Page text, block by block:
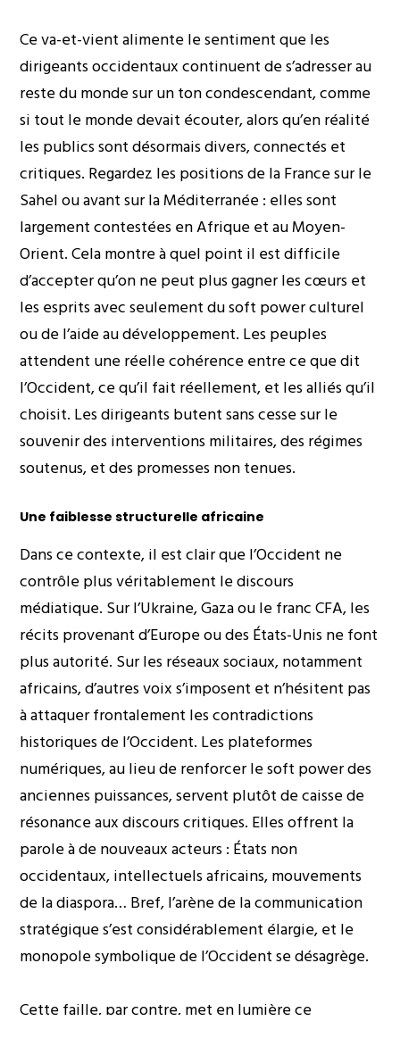
Ce va-et-vient alimente le sentiment que les
dirigeants occidentaux continuent de s’adresser au
reste du monde sur un ton condescendant, comme
si tout le monde devait écouter, alors qu’en réalité
les publics sont désormais divers, connectés et
critiques. Regardez les positions de la France sur le
Sahel ou avant sur la Méditerranée : elles sont
largement contestées en Afrique et au Moyen-
Orient. Cela montre à quel point il est difficile
d’accepter qu’on ne peut plus gagner les cœurs et
les esprits avec seulement du soft power culturel
ou de l’aide au développement. Les peuples
attendent une réelle cohérence entre ce que dit
l’Occident, ce qu’il fait réellement, et les alliés qu’il
choisit. Les dirigeants butent sans cesse sur le
souvenir des interventions militaires, des régimes
soutenus, et des promesses non tenues.
Une faiblesse structurelle africaine
Dans ce contexte, il est clair que l’Occident ne
contrôle plus véritablement le discours
médiatique. Sur l’Ukraine, Gaza ou le franc CFA, les
récits provenant d’Europe ou des États-Unis ne font
plus autorité. Sur les réseaux sociaux, notamment
africains, d’autres voix s’imposent et n’hésitent pas
à attaquer frontalement les contradictions
historiques de l’Occident. Les plateformes
numériques, au lieu de renforcer le soft power des
anciennes puissances, servent plutôt de caisse de
résonance aux discours critiques. Elles offrent la
parole à de nouveaux acteurs : États non
occidentaux, intellectuels africains, mouvements
de la diaspora… Bref, l’arène de la communication
stratégique s’est considérablement élargie, et le
monopole symbolique de l’Occident se désagrège.
Cette faille, par contre, met en lumière ce